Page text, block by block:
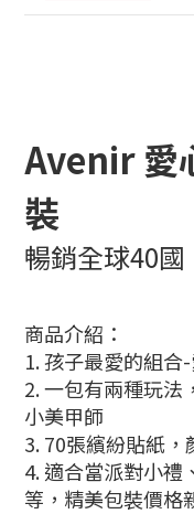
Avenir 愛
裝
暢銷全球40
商品介紹：
1. 孩子最愛的組
2. 一包有兩種玩法
小美甲師
3. 70張繽紛貼紙
4. 適合當派對小禮
等，精美包裝價格